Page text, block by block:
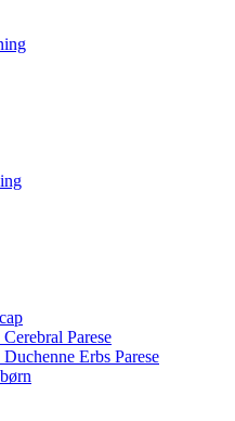
Parese
Erbs Parese